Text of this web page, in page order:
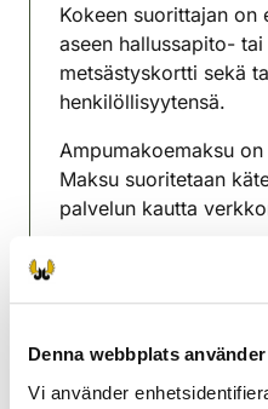
Denna webbplats
Vi använder
Kokeen suorittajan on
aseen hallussapito-
metsästyskortti sekä
henkilöllisyytensä.
Ampumakoemaksu
Maksu suoritetaan
palvelun kautta
Tapahtumassa on
Mahdolliset kyselyt